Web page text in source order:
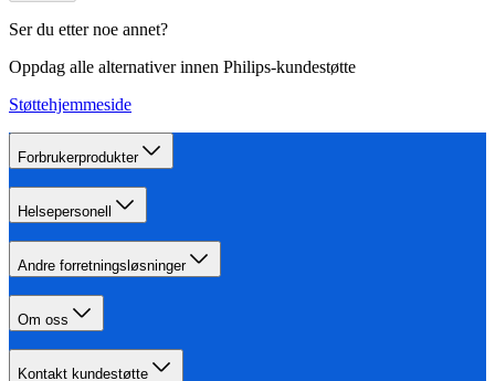
Ser du etter noe annet?
Oppdag alle alternativer innen Philips-kundestøtte
Støttehjemmeside
Forbrukerprodukter
Helsepersonell
Andre forretningsløsninger
Om oss
Kontakt kundestøtte